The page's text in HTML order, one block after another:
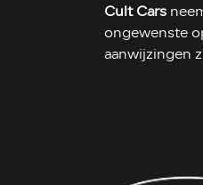
Cult Cars
ongewenste
aanwijzingen